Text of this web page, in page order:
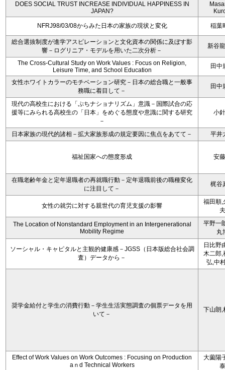
DOES SOCIAL TRUST INCREASE INDIVIDUAL HAPPINESS IN
JAPAN?
NFRJ98/03/08からみた日本の家族の現状と変化 稲葉
総合選抜制度が進学アスピレーションと文化資本の関係に及ぼす影
響－ログリニア・モデルを用いた二次分析－
新谷
The Cross-Cultural Study on Work Values : Focus on Religion,
Leisure Time, and School Education
田中
女性ホワイトカラーのモチベーション研究－日本の総合職と一般事
務職に着目して－
田中
現代の高校生における「ぷちナショナリズム」意識－国際試合の応
援等にみられる高校生の「日本」をめぐる態度や意識に関する研究
－
小
日本家族の現代的諸相－拡大家族形成の規定要因に焦点をあてて－ 平井
福祉国家への態度形成 安
在職老齢年金と定年退職者の再就職行動－定年退職前後の職種変化
に注目して－
梶谷
女性の就労に対する親世代の育児支援の影響
福田順,
夫
The Location of Nonstandard Employment in an Intergenerational
Mobility Regime
平野一
丸
ソーシャル・キャピタルと主観的健康感－JGSS（日本版総合社会調
査）データから－
日比野
木二郎,
弘,中
奨学金給付と学生の消費行動－学生生活実態調査の個票データを用
いて－
下山朗,
Effect of Work Values on Work Outcomes : Focusing on Production
aｎd Technical Workers
大薗陽
泰